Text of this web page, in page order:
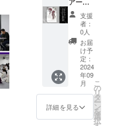
ファン
ディン
グ特典
として
の非売
品ポス
トカー
ドは当
日お渡
ししま
い。 希
望のな
い方へ
は、当
団より
役者を
選ばせ
ていた
だきま
す。
ンディ
ング特
典とし
ての非
売品ポ
スト
カード
もお届
けしま
す。 ※
注意事
項：支
太さ
ん”から
龍神複
製画が
登場！
芳賀さ
ん人気
Rainbo
w
dragon
シリー
ズの2点
ティス
トから
の特別
なリ
ターン
クラウ
ドファ
ンディ
ング限
定1名
様!!!
【吉祥
じゅん
支援
者：
0人
お届
け予
定：
2024
年09
月
詳細を見る
こ
の
リ
タ
ー
ン
を
選
択